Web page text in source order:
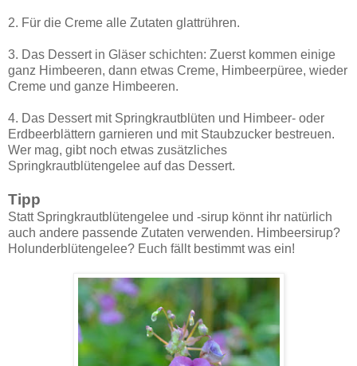
2. Für die Creme alle Zutaten glattrühren.
3. Das Dessert in Gläser schichten: Zuerst kommen einige
ganz Himbeeren, dann etwas Creme, Himbeerpüree, wieder
Creme und ganze Himbeeren.
4. Das Dessert mit Springkrautblüten und Himbeer- oder
Erdbeerblättern garnieren und mit Staubzucker bestreuen.
Wer mag, gibt noch etwas zusätzliches
Springkrautblütengelee auf das Dessert.
Tipp
Statt Springkrautblütengelee und -sirup könnt ihr natürlich
auch andere passende Zutaten verwenden. Himbeersirup?
Holunderblütengelee? Euch fällt bestimmt was ein!